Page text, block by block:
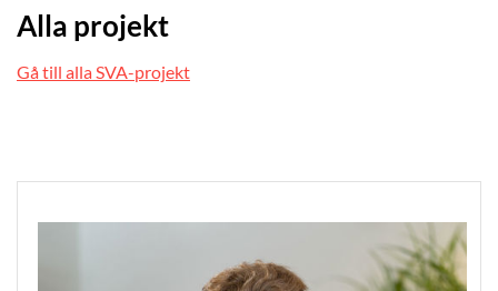
Alla projekt
Gå till alla SVA-projekt